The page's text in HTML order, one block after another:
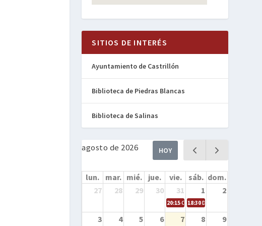
SITIOS DE INTERÉS
Ayuntamiento de Castrillón
Biblioteca de Piedras Blancas
Biblioteca de Salinas
agosto de 2026 HOY
lun. mar. mié. jue. vie. sáb. dom.
27
28 29 30 31 1 2
20:15Cine en la calle – Cómo
18:30Danza – Cita en el
3 4 5 6 7 8 9